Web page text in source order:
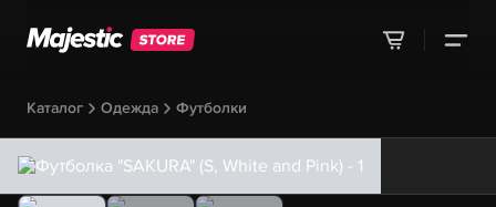
Каталог Одежда Футболки